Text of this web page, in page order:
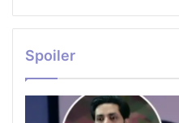
Spoiler